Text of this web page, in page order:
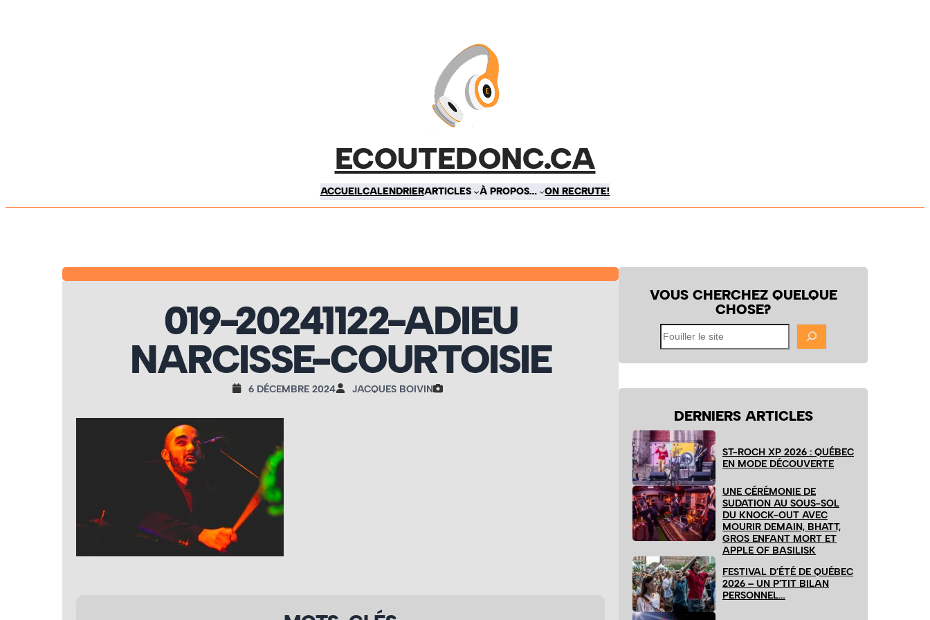
ECOUTEDONC.CA
ACCUEILCALENDRIERARTICLES À PROPOS… ON RECRUTE!
019-20241122-ADIEU
NARCISSE-COURTOISIE
6 DÉCEMBRE 2024 JACQUES BOIVIN
VOUS CHERCHEZ QUELQUE
CHOSE?
Fouiller
le
site
DERNIERS ARTICLES
ST-ROCH XP 2026 : QUÉBEC
EN MODE DÉCOUVERTE
UNE CÉRÉMONIE DE
SUDATION AU SOUS-SOL
DU KNOCK-OUT AVEC
MOURIR DEMAIN, BHATT,
GROS ENFANT MORT ET
APPLE OF BASILISK
FESTIVAL D’ÉTÉ DE QUÉBEC
2026 – UN P’TIT BILAN
PERSONNEL…